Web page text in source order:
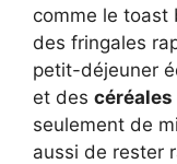
comme le toast
des fringales
petit-déjeuner
et des
seulement de
aussi de rester